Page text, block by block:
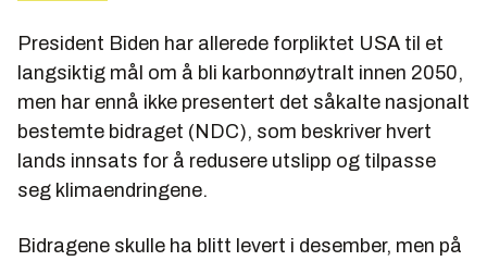
President Biden har allerede forpliktet USA til et
langsiktig mål om å bli karbonnøytralt innen 2050,
men har ennå ikke presentert det såkalte nasjonalt
bestemte bidraget (NDC), som beskriver hvert
lands innsats for å redusere utslipp og tilpasse
seg klimaendringene.
Bidragene skulle ha blitt levert i desember, men på